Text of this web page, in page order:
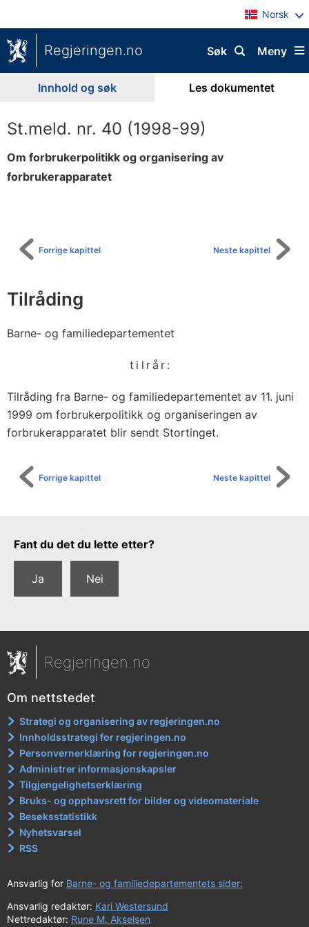
Norsk
Regjeringen.no Meny
Søk
Innhold og søk Les dokumentet
St.meld. nr. 40 (1998-99)
Om forbrukerpolitikk og organisering av
forbrukerapparatet
Neste kapittel
Forrige kapittel
Tilråding
Barne- og familiedepartementet
tilrår:
Tilråding fra Barne- og familiedepartementet av 11. juni
1999 om forbrukerpolitikk og organiseringen av
forbrukerapparatet blir sendt Stortinget.
Neste kapittel
Forrige kapittel
Tilbakemeldingsskjema
Fant du det du lette etter?
Ja Nei
Regjeringen.no
Om nettstedet
Strategi og organisering av regjeringen.no
Innholdsstrategi for regjeringen.no
Personvernerklæring for regjeringen.no
Administrer informasjonskapsler
Tilgjengelighetserklæring
Bruks- og opphavsrett for bilder og videomateriale
Besøksstatistikk
Nyhetsvarsel
RSS
Ansvarlig for Barne- og familiedepartementets sider:
Ansvarlig redaktør: Kari Westersund
Nettredaktør: Rune M. Akselsen